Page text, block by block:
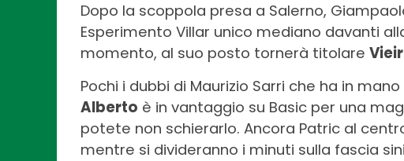
Dopo la scoppola presa a Salerno,
Esperimento Villar unico mediano davanti
momento, al suo posto tornerà titolare
Pochi i dubbi di Maurizio Sarri che ha in
Alberto è in vantaggio su Basic per una
potete non schierarlo. Ancora Patric al
mentre si divideranno i minuti sulla fascia